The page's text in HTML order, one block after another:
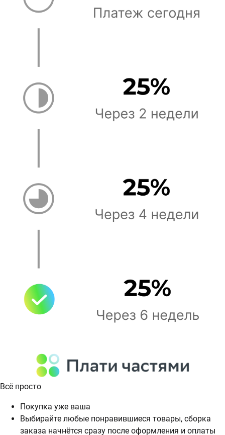
Всё просто
Покупка уже ваша
Выбирайте любые понравившиеся товары, сборка
заказа начнётся сразу после оформления и оплаты